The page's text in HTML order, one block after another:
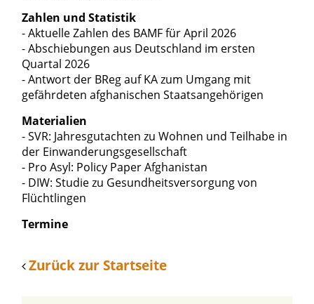
Zahlen und Statistik
- Aktuelle Zahlen des BAMF für April 2026
- Abschiebungen aus Deutschland im ersten
Quartal 2026
- Antwort der BReg auf KA zum Umgang mit
gefährdeten afghanischen Staatsangehörigen
Materialien
- SVR: Jahresgutachten zu Wohnen und Teilhabe in
der Einwanderungsgesellschaft
- Pro Asyl: Policy Paper Afghanistan
- DIW: Studie zu Gesundheitsversorgung von
Flüchtlingen
Termine
Zurück zur Startseite